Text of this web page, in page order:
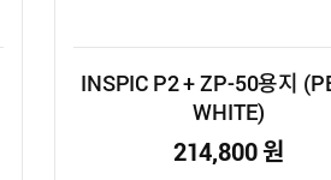
INSPIC P2 + ZP-50용지
WHITE)
214,800원